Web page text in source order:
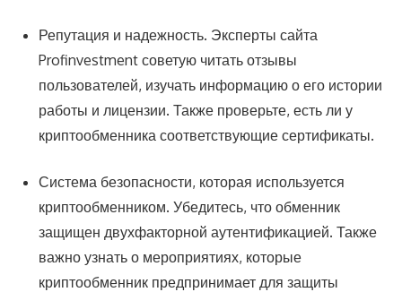
Репутация и надежность. Эксперты сайта
Profinvestment советую читать отзывы
пользователей, изучать информацию о его истории
работы и лицензии. Также проверьте, есть ли у
криптообменника соответствующие сертификаты.
Система безопасности, которая используется
криптообменником. Убедитесь, что обменник
защищен двухфакторной аутентификацией. Также
важно узнать о мероприятиях, которые
криптообменник предпринимает для защиты